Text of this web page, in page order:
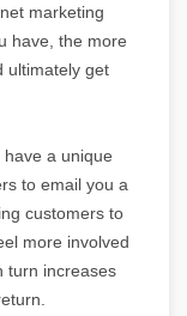
marketing
have, the more
ultimately get
a unique
to email you a
customers to
more involved
turn increases